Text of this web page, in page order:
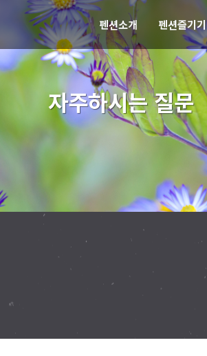
펜션소개 펜션즐기기
자주하시는 질문